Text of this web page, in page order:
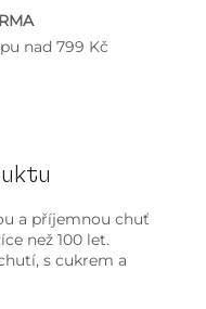
nad 799 Kč
a příjemnou chuť
než 100 let.
s cukrem a